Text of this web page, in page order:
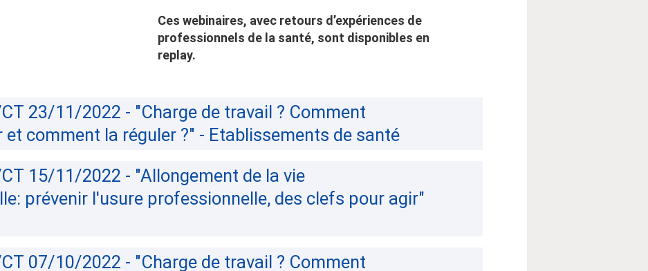
Ces webinaires, avec retours d’expériences de
professionnels de la santé, sont disponibles en
replay.
23/11/2022 - "Charge de travail ? Comment
et comment la réguler ?" - Etablissements de santé
15/11/2022 - "Allongement de la vie
prévenir l'usure professionnelle, des clefs pour agir"
07/10/2022 - "Charge de travail ? Comment